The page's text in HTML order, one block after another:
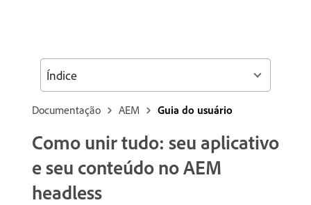
Documentação AEM Guia do usuário
Como unir tudo: seu aplicativo
e seu conteúdo no AEM
headless
Índice